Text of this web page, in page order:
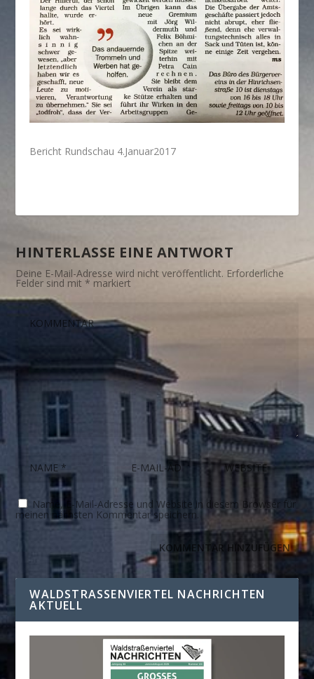
Bericht Rundschau 4.Januar2017
HINTERLASSE EINE ANTWORT
Deine E-Mail-Adresse wird nicht veröffentlicht. Erforderliche
Felder sind mit* markiert
Name, E-Mail-Adresse und Website in diesem Browser für
meinen nächsten Kommentar speichern.
WALDSTRASSENVIERTEL NACHRICHTEN A
KTUELL